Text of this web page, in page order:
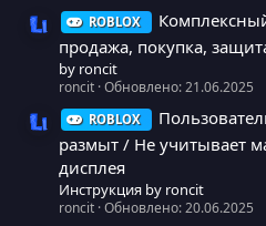
Иконка ресурса
ROBLOX
продажа, покупка,
by roncit
roncit Обновлено:21.06.2025
Иконка ресурса
ROBLOX
размыт / Не учитывает
дисплея
Инструкция by roncit
roncit Обновлено:20.06.2025